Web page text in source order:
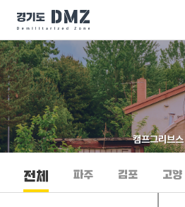
캠프그리브스
전체 파주 김포 고양